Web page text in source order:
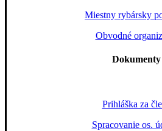
Miestny rybársky
Obvodné
Dokumenty
Prihláška za
Spracovanie os.